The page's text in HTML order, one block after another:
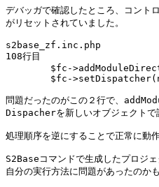
デバッガで確認したところ、コン
がリセットされていました。
s2base_zf.inc.php
108行目
$fc-
$fc-
問題だったのがこの２行で、
Dispacherを新しいオブジェクトで
処理順序を逆にすることで正常に動
S2Baseコマンドで生成したプロジ
自分の実行方法に問題があったのか